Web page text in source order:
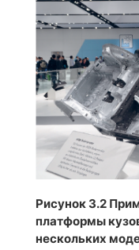
Рисунок 3.2
платформы
нескольких